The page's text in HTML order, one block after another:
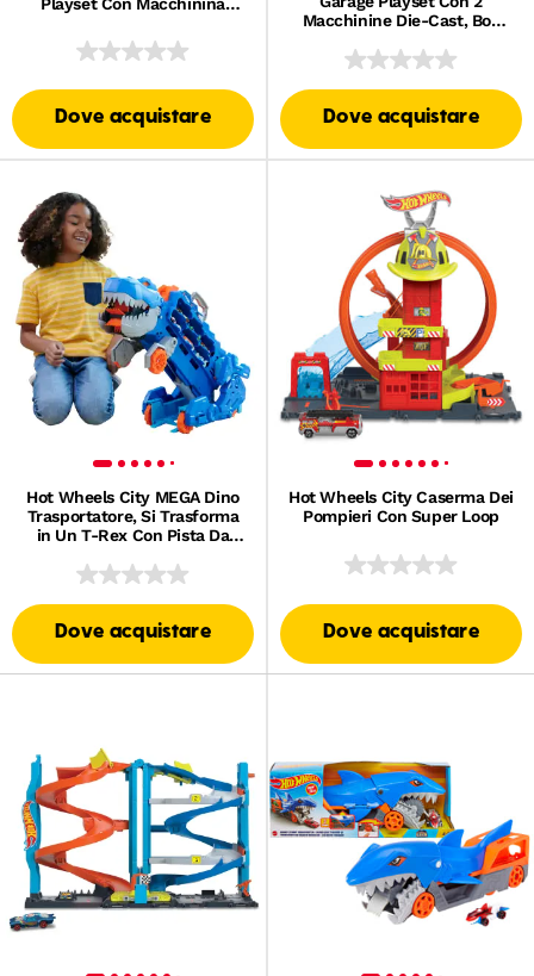
Dove acquistare
Macchinine Die-Cast, Box
Macchinine
Dove acquistare
Hot Wheels City MEGA Dino
Trasportatore, Si Trasforma
in Un T-Rex Con Pista Da
20 Macchinine
Dove acquistare
Hot Wheels City Caserma Dei
Pompieri Con Super Loop
Dove acquistare